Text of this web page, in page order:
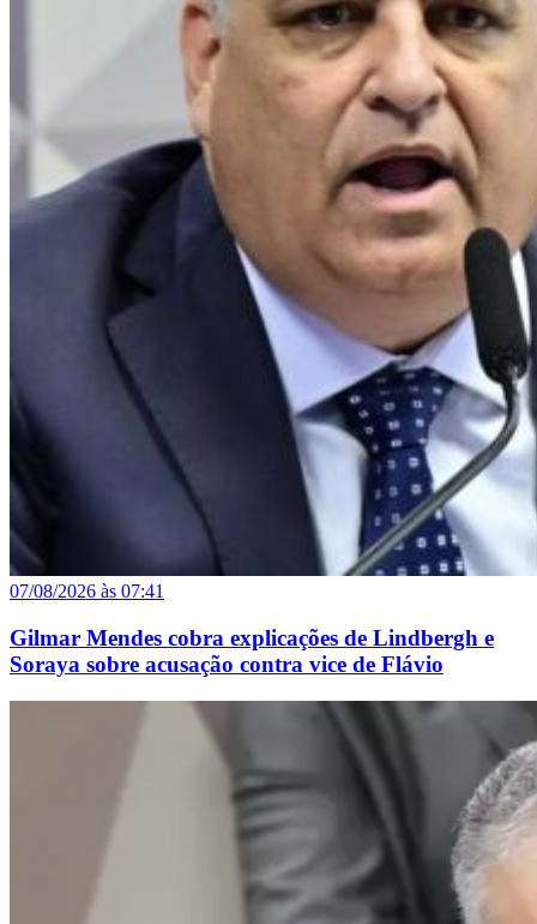
07/08/2026 às 07:41
Gilmar Mendes cobra explicações de Lindbergh e
Soraya sobre acusação contra vice de Flávio